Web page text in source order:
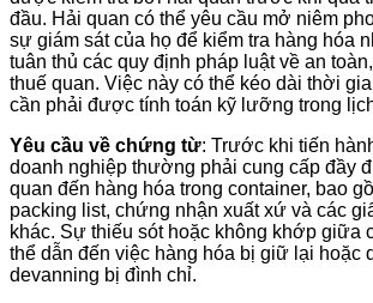
đầu. Hải quan có thể yêu cầu mở niêm
sự giám sát của họ để kiểm tra hàng hóa
tuân thủ các quy định pháp luật về an
thuế quan. Việc này có thể kéo dài thời
cần phải được tính toán kỹ lưỡng trong
Yêu cầu về chứng từ: Trước khi tiến
doanh nghiệp thường phải cung cấp đầy
quan đến hàng hóa trong container, bao
packing list, chứng nhận xuất xứ và các
khác. Sự thiếu sót hoặc không khớp giữa
thể dẫn đến việc hàng hóa bị giữ lại hoặc
devanning bị đình chỉ.